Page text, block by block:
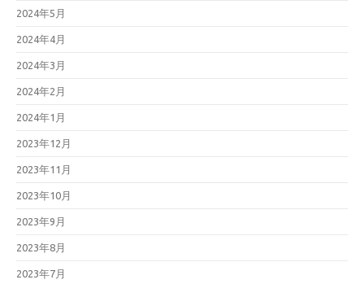
2024年5月
2024年4月
2024年3月
2024年2月
2024年1月
2023年12月
2023年11月
2023年10月
2023年9月
2023年8月
2023年7月